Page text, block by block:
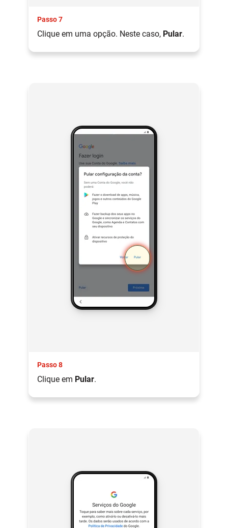
Passo 7
Clique em uma opção. Neste caso, Pular.
Passo 8
Clique em Pular.